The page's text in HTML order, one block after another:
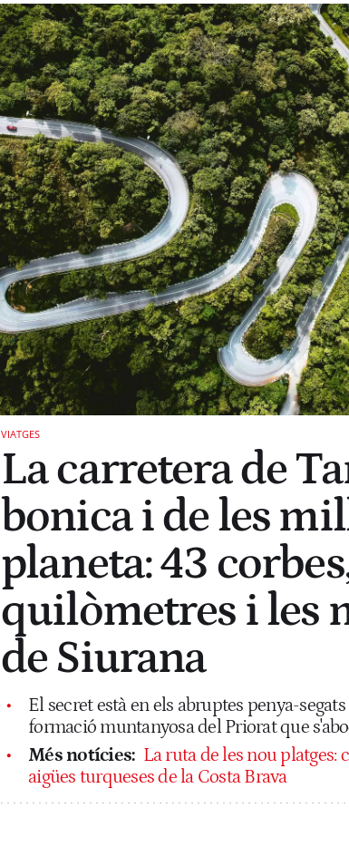
VIATGES
La carretera de
bonica i de les
planeta: 43
quilòmetres i les
de Siurana
El secret està en els abruptes penya-
formació muntanyosa del Priorat que
Més notícies: La ruta de les nou platges:
aigües turqueses de la Costa Brava